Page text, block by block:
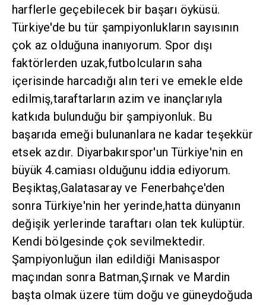
harflerle geçebilecek bir başarı öyküsü.
Türkiye'de bu tür şampiyonlukların sayısının
çok az olduğuna inanıyorum. Spor dışı
faktörlerden uzak,futbolcuların saha
içerisinde harcadığı alın teri ve emekle elde
edilmiş,taraftarların azim ve inançlarıyla
katkıda bulunduğu bir şampiyonluk. Bu
başarıda emeği bulunanlara ne kadar teşekkür
etsek azdır. Diyarbakırspor'un Türkiye'nin en
büyük 4.camiası olduğunu iddia ediyorum.
Beşiktaş,Galatasaray ve Fenerbahçe'den
sonra Türkiye'nin her yerinde,hatta dünyanın
değişik yerlerinde taraftarı olan tek kulüptür.
Kendi bölgesinde çok sevilmektedir.
Şampiyonluğun ilan edildiği Manisaspor
maçından sonra Batman,Şırnak ve Mardin
başta olmak üzere tüm doğu ve güneydoğuda